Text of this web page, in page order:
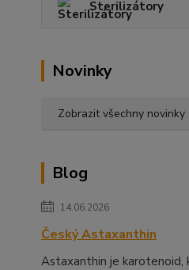
Sterilizátory
Novinky
Zobrazit všechny novinky
Blog
14.06.2026
Český Astaxanthin
Astaxanthin je karotenoid,